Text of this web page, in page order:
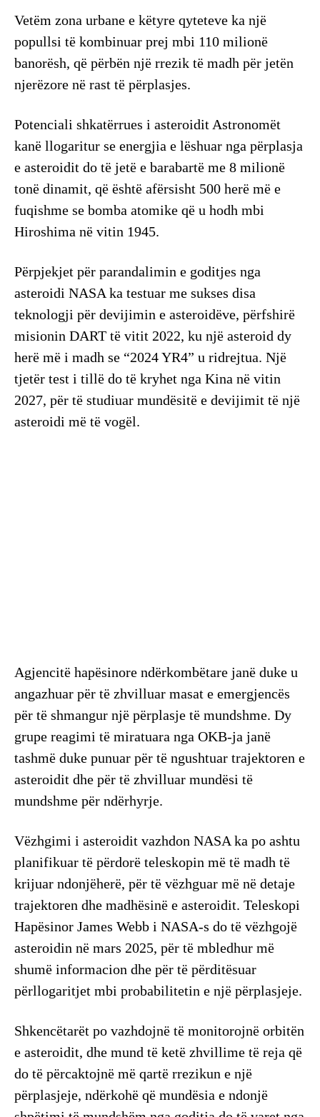
Vetëm zona urbane e këtyre qyteteve ka një
popullsi të kombinuar prej mbi 110 milionë
banorësh, që përbën një rrezik të madh për jetën
njerëzore në rast të përplasjes.
Potenciali shkatërrues i asteroidit Astronomët
kanë llogaritur se energjia e lëshuar nga përplasja
e asteroidit do të jetë e barabartë me 8 milionë
tonë dinamit, që është afërsisht 500 herë më e
fuqishme se bomba atomike që u hodh mbi
Hiroshima në vitin 1945.
Përpjekjet për parandalimin e goditjes nga
asteroidi NASA ka testuar me sukses disa
teknologji për devijimin e asteroidëve, përfshirë
misionin DART të vitit 2022, ku një asteroid dy
herë më i madh se “2024 YR4” u ridrejtua. Një
tjetër test i tillë do të kryhet nga Kina në vitin
2027, për të studiuar mundësitë e devijimit të një
asteroidi më të vogël.
Agjencitë hapësinore ndërkombëtare janë duke u
angazhuar për të zhvilluar masat e emergjencës
për të shmangur një përplasje të mundshme. Dy
grupe reagimi të miratuara nga OKB-ja janë
tashmë duke punuar për të ngushtuar trajektoren e
asteroidit dhe për të zhvilluar mundësi të
mundshme për ndërhyrje.
Vëzhgimi i asteroidit vazhdon NASA ka po ashtu
planifikuar të përdorë teleskopin më të madh të
krijuar ndonjëherë, për të vëzhguar më në detaje
trajektoren dhe madhësinë e asteroidit. Teleskopi
Hapësinor James Webb i NASA-s do të vëzhgojë
asteroidin në mars 2025, për të mbledhur më
shumë informacion dhe për të përditësuar
përllogaritjet mbi probabilitetin e një përplasjeje.
Shkencëtarët po vazhdojnë të monitorojnë orbitën
e asteroidit, dhe mund të ketë zhvillime të reja që
do të përcaktojnë më qartë rrezikun e një
përplasjeje, ndërkohë që mundësia e ndonjë